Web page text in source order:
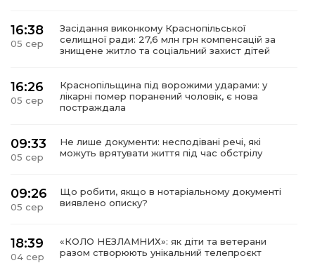
16:38
05 сер
Засідання виконкому Краснопільської
селищної ради: 27,6 млн грн компенсацій за
знищене житло та соціальний захист дітей
16:26
05 сер
Краснопільщина під ворожими ударами: у
лікарні помер поранений чоловік, є нова
постраждала
09:33
05 сер
Не лише документи: несподівані речі, які
можуть врятувати життя під час обстрілу
09:26
05 сер
Що робити, якщо в нотаріальному документі
виявлено описку?
18:39
04 сер
«КОЛО НЕЗЛАМНИХ»: як діти та ветерани
разом створюють унікальний телепроєкт